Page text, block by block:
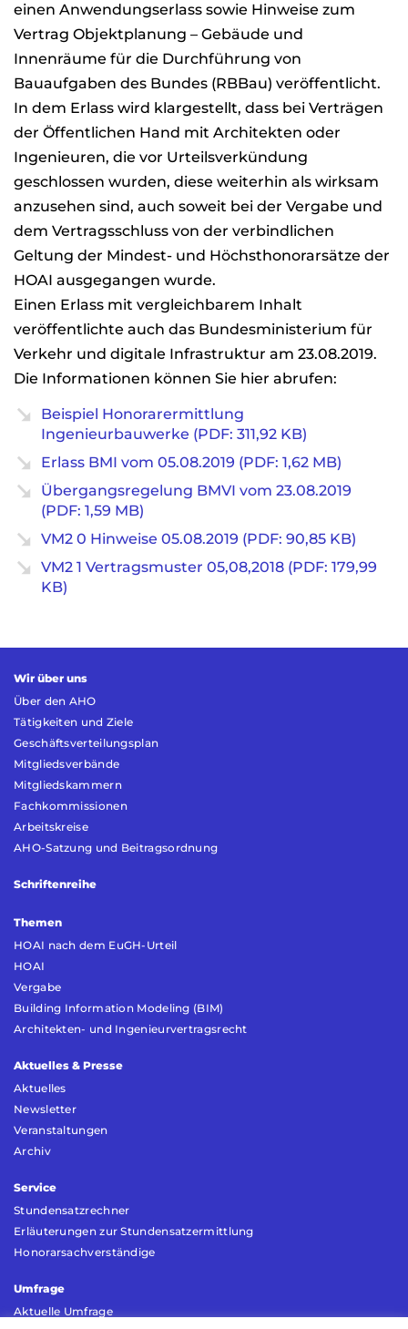
einen Anwendungserlass sowie Hinweise zum
Vertrag Objektplanung – Gebäude und
Innenräume für die Durchführung von
Bauaufgaben des Bundes (RBBau) veröffentlicht.
In dem Erlass wird klargestellt, dass bei Verträgen
der Öffentlichen Hand mit Architekten oder
Ingenieuren, die vor Urteilsverkündung
geschlossen wurden, diese weiterhin als wirksam
anzusehen sind, auch soweit bei der Vergabe und
dem Vertragsschluss von der verbindlichen
Geltung der Mindest- und Höchsthonorarsätze der
HOAI ausgegangen wurde.
Einen Erlass mit vergleichbarem Inhalt
veröffentlichte auch das Bundesministerium für
Verkehr und digitale Infrastruktur am 23.08.2019.
Die Informationen können Sie hier abrufen:
Beispiel Honorarermittlung
Ingenieurbauwerke (PDF: 311,92 KB)
Erlass BMI vom 05.08.2019 (PDF: 1,62 MB)
Übergangsregelung BMVI vom 23.08.2019
(PDF: 1,59 MB)
VM2 0 Hinweise 05.08.2019 (PDF: 90,85 KB)
VM2 1 Vertragsmuster 05,08,2018 (PDF: 179,99
KB)
Wir über uns
Über den AHO
Tätigkeiten und Ziele
Geschäftsverteilungsplan
Mitgliedsverbände
Mitgliedskammern
Fachkommissionen
Arbeitskreise
AHO-Satzung und Beitragsordnung
Schriftenreihe
Themen
HOAI nach dem EuGH-Urteil
HOAI
Vergabe
Building Information Modeling (BIM)
Architekten- und Ingenieurvertragsrecht
Aktuelles & Presse
Aktuelles
Newsletter
Veranstaltungen
Archiv
Service
Stundensatzrechner
Erläuterungen zur Stundensatzermittlung
Honorarsachverständige
Umfrage
Aktuelle Umfrage